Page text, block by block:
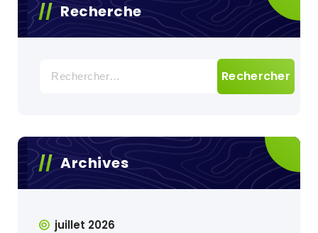
Recherche
Archives
juillet 2026